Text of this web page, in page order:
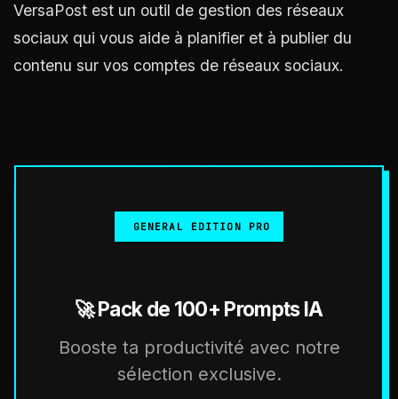
VersaPost est un outil de gestion des réseaux
sociaux qui vous aide à planifier et à publier du
contenu sur vos comptes de réseaux sociaux.
GENERAL EDITION PRO
🚀 Pack de 100+ Prompts IA
Booste ta productivité avec notre
sélection exclusive.